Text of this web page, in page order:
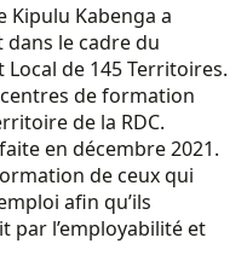
Kipulu Kabenga a
le cadre du
de 145 Territoires.
de formation
de la RDC.
en décembre 2021.
de ceux qui
afin qu’ils
par l’employabilité et